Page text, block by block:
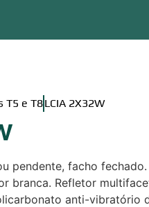
T5 e T8LCIA 2X32W
pendente, facho
branca. Refletor
anti-vibratório